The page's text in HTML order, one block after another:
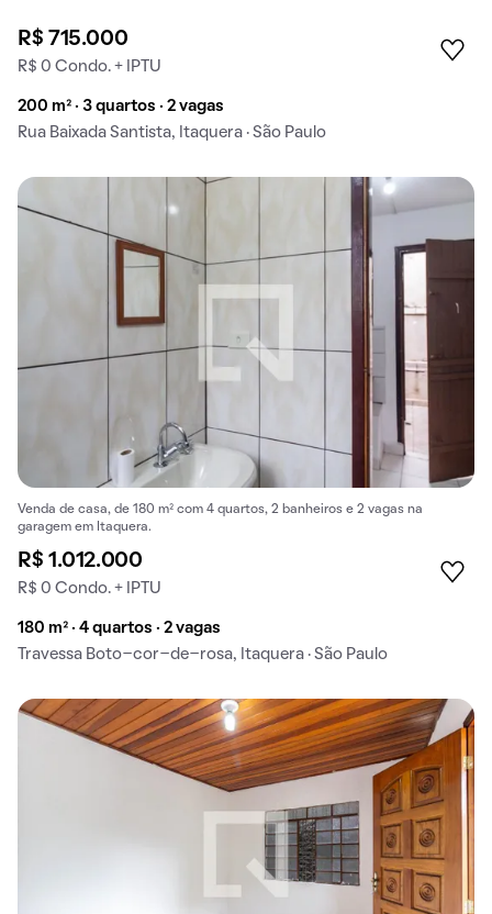
R$ 715.000
R$ 0 Condo. + IPTU
200 m² · 3 quartos · 2 vagas
Rua Baixada Santista, Itaquera · São Paulo
Venda de casa, de 180 m² com 4 quartos, 2 banheiros e 2 vagas na
garagem em Itaquera.
R$ 1.012.000
R$ 0 Condo. + IPTU
180 m² · 4 quartos · 2 vagas
Travessa Boto-cor-de-rosa, Itaquera · São Paulo